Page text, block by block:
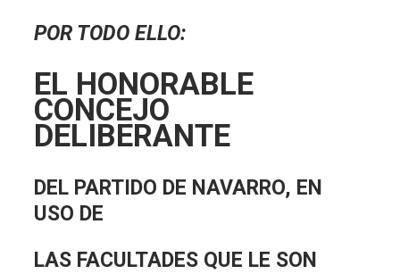
POR TODO ELLO:
EL HONORABLE
CONCEJO
DELIBERANTE
DEL PARTIDO DE NAVARRO, EN
USO DE
LAS FACULTADES QUE LE SON